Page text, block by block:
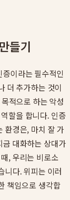
들기
이라는 필수적인
더 추가하는 것이
적으로 하는 악성
할을 합니다. 인증
환경은, 마치 잘 가
대화하는 상대가
, 우리는 비로소
니다. 위피는 이러
책임으로 생각합